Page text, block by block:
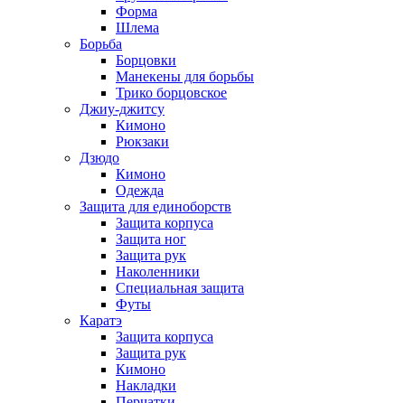
Форма
Шлема
Борьба
Борцовки
Манекены для борьбы
Трико борцовское
Джиу-джитсу
Кимоно
Рюкзаки
Дзюдо
Кимоно
Одежда
Защита для единоборств
Защита корпуса
Защита ног
Защита рук
Наколенники
Специальная защита
Футы
Каратэ
Защита корпуса
Защита рук
Кимоно
Накладки